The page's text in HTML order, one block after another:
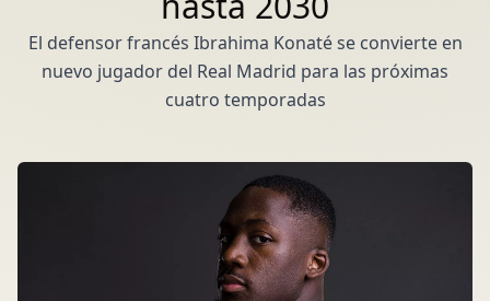
El defensor francés Ibrahima Konaté se convierte en
nuevo jugador del Real Madrid para las próximas
cuatro temporadas